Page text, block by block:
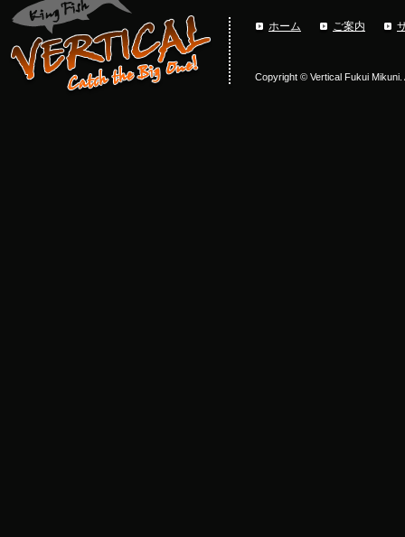
ホーム ご案内
Copyright © Vertical Fukui